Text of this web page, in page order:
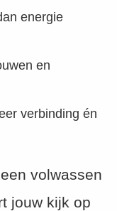
energie
en
verbinding én
volwassen
jouw kijk op